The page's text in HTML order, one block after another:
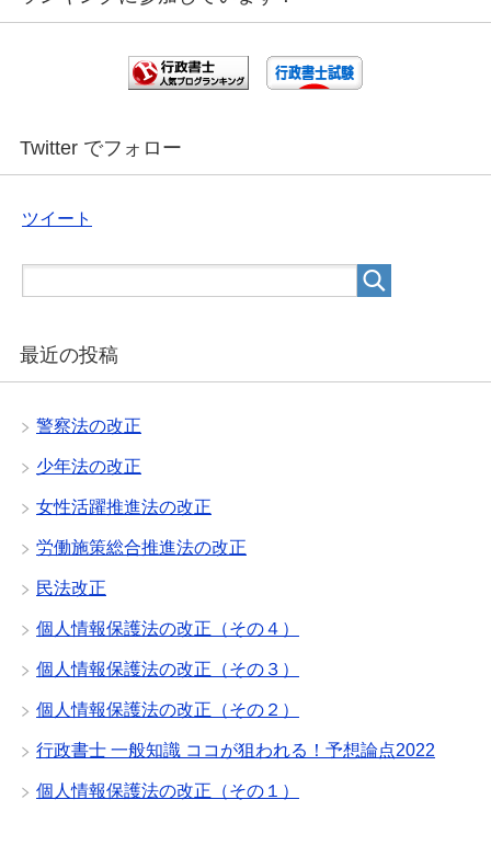
Twitter でフォロー
ツイート
最近の投稿
警察法の改正
少年法の改正
女性活躍推進法の改正
労働施策総合推進法の改正
民法改正
個人情報保護法の改正（その４）
個人情報保護法の改正（その３）
個人情報保護法の改正（その２）
行政書士 一般知識 ココが狙われる！予想論点2022
個人情報保護法の改正（その１）